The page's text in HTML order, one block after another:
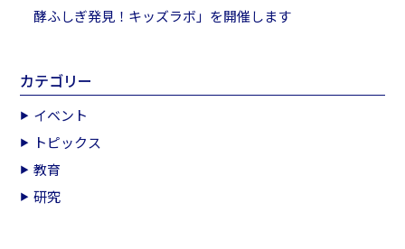
酵ふしぎ発見！キッズラボ」を開催します
カテゴリー
イベント
トピックス
教育
研究